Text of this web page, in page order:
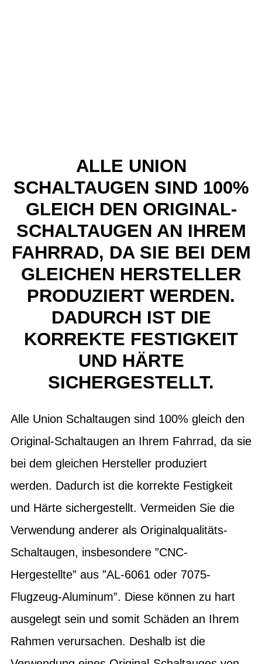
ALLE UNION
SCHALTAUGEN SIND 100%
GLEICH DEN ORIGINAL-
SCHALTAUGEN AN IHREM
FAHRRAD, DA SIE BEI DEM
GLEICHEN HERSTELLER
PRODUZIERT WERDEN.
DADURCH IST DIE
KORREKTE FESTIGKEIT
UND HÄRTE
SICHERGESTELLT.
Alle Union Schaltaugen sind 100% gleich den
Original-Schaltaugen an Ihrem Fahrrad, da sie
bei dem gleichen Hersteller produziert
werden. Dadurch ist die korrekte Festigkeit
und Härte sichergestellt. Vermeiden Sie die
Verwendung anderer als Originalqualitäts-
Schaltaugen, insbesondere ”CNC-
Hergestellte” aus ”AL-6061 oder 7075-
Flugzeug-Aluminum”. Diese können zu hart
ausgelegt sein und somit Schäden an Ihrem
Rahmen verursachen. Deshalb ist die